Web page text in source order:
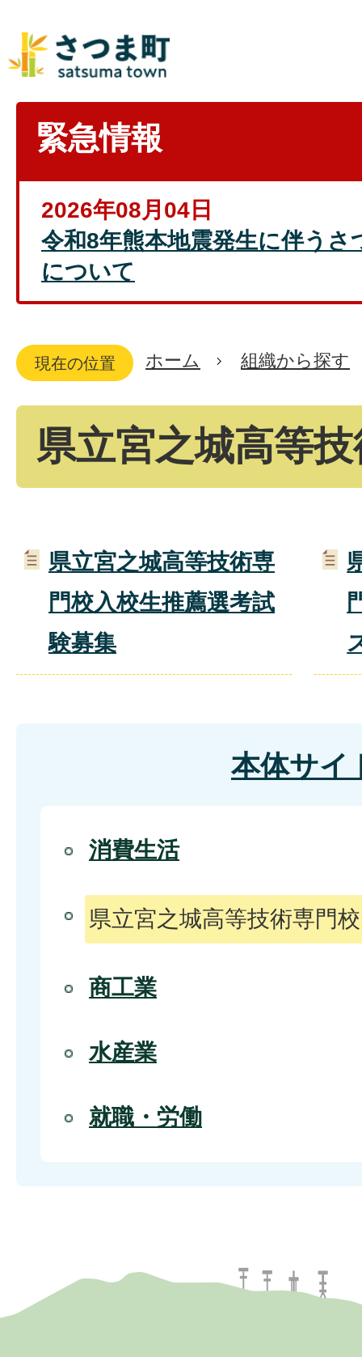
緊急情報
2026年08月04日
令和8年熊本地震発生に伴うさ
について
現在の位置 ホーム 組織から探す
県立宮之城高等
県立宮之城高等技術専
門校入校生推薦選考試
験募集
本体サイ
消費生活
県立宮之城高等技術専門校
商工業
水産業
就職・労働